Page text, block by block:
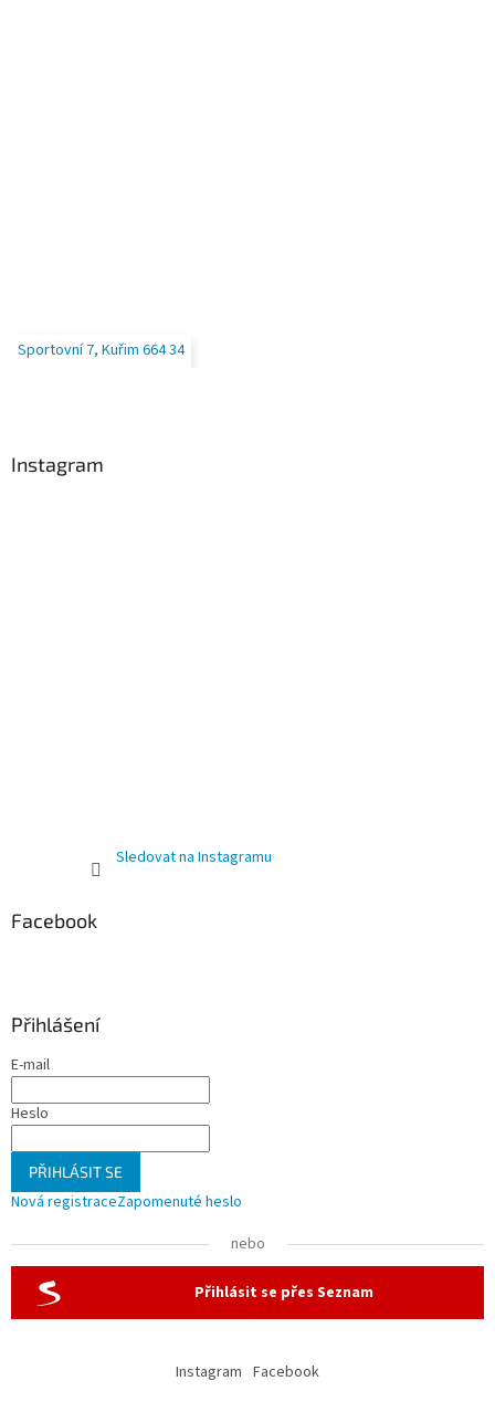
Sportovní 7, Kuřim 664 34
Instagram
Sledovat na Instagramu
Facebook
Přihlášení
E-mail
Heslo
PŘIHLÁSIT SE
Nová registraceZapomenuté heslo
nebo
Přihlásit se přes Seznam
Instagram Facebook